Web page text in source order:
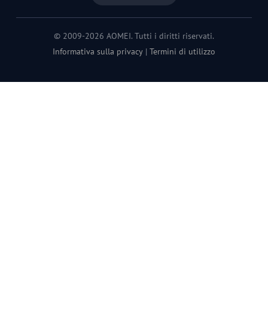
© 2009-2026 AOMEI. Tutti i diritti riservati.
Informativa sulla privacy | Termini di utilizzo